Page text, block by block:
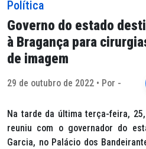
Política
Governo do estado
à Bragança para
de imagem
29 de outubro de 2022 • Por -
Na tarde da última terça-feira,
reuniu com o governador do
Garcia, no Palácio dos